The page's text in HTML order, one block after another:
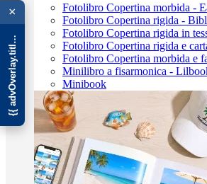
Fotolibro Copertina morbida -
Fotolibro Copertina rigida -
Fotolibro Copertina rigida in
Fotolibro Copertina rigida e
Fotolibro Copertina morbida e
Minilibro a fisarmonica -
Minibook
×
{{ advOverlay.title || 'Promo' }}